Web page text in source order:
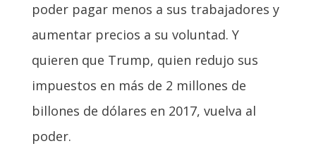
poder pagar menos a sus trabajadores y
aumentar precios a su voluntad. Y
quieren que Trump, quien redujo sus
impuestos en más de 2 millones de
billones de dólares en 2017, vuelva al
poder.